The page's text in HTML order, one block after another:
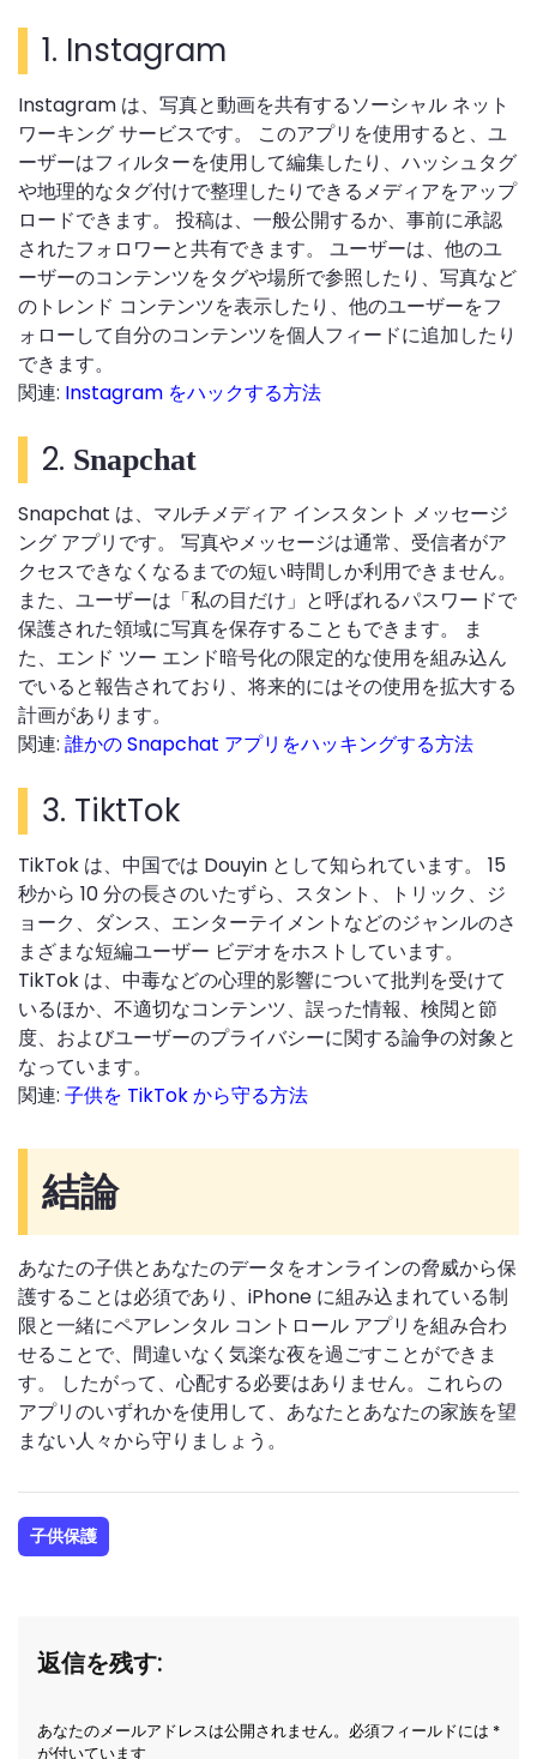
1. Instagram
Instagram は、写真と動画を共有するソーシャル ネット
ワーキング サービスです。 このアプリを使用すると、ユ
ーザーはフィルターを使用して編集したり、ハッシュタグ
や地理的なタグ付けで整理したりできるメディアをアップ
ロードできます。 投稿は、一般公開するか、事前に承認
されたフォロワーと共有できます。 ユーザーは、他のユ
ーザーのコンテンツをタグや場所で参照したり、写真など
のトレンド コンテンツを表示したり、他のユーザーをフ
ォローして自分のコンテンツを個人フィードに追加したり
できます。
関連: Instagram をハックする方法
2. Snapchat
Snapchat は、マルチメディア インスタント メッセージ
ング アプリです。 写真やメッセージは通常、受信者がア
クセスできなくなるまでの短い時間しか利用できません。
また、ユーザーは「私の目だけ」と呼ばれるパスワードで
保護された領域に写真を保存することもできます。 ま
た、エンド ツー エンド暗号化の限定的な使用を組み込ん
でいると報告されており、将来的にはその使用を拡大する
計画があります。
関連: 誰かの Snapchat アプリをハッキングする方法
3. TiktTok
TikTok は、中国では Douyin として知られています。 15
秒から 10 分の長さのいたずら、スタント、トリック、ジ
ョーク、ダンス、エンターテイメントなどのジャンルのさ
まざまな短編ユーザー ビデオをホストしています。
TikTok は、中毒などの心理的影響について批判を受けて
いるほか、不適切なコンテンツ、誤った情報、検閲と節
度、およびユーザーのプライバシーに関する論争の対象と
なっています。
関連: 子供を TikTok から守る方法
結論
あなたの子供とあなたのデータをオンラインの脅威から保
護することは必須であり、iPhone に組み込まれている制
限と一緒にペアレンタル コントロール アプリを組み合わ
せることで、間違いなく気楽な夜を過ごすことができま
す。 したがって、心配する必要はありません。これらの
アプリのいずれかを使用して、あなたとあなたの家族を望
まない人々から守りましょう。
子供保護
返信を残す:
あなたのメールアドレスは公開されません。必須フィールドには *
が付いています